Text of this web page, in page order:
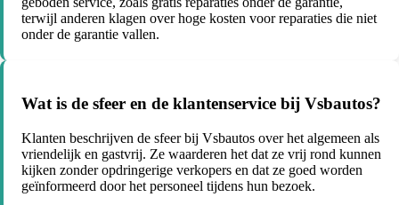
terwijl anderen klagen over hoge kosten voor reparaties die niet
onder de garantie vallen.
Wat is de sfeer en de klantenservice bij Vsbautos?
Klanten beschrijven de sfeer bij Vsbautos over het algemeen als
vriendelijk en gastvrij. Ze waarderen het dat ze vrij rond kunnen
kijken zonder opdringerige verkopers en dat ze goed worden
geïnformeerd door het personeel tijdens hun bezoek.